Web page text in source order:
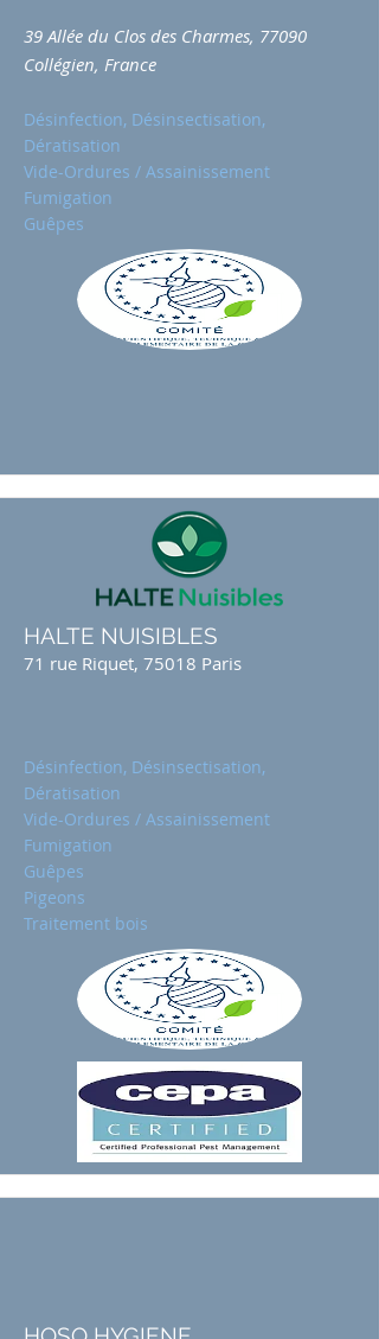
39 Allée du Clos des Charmes, 77090
Collégien, France
Désinfection, Désinsectisation,
Dératisation
Vide-Ordures / Assainissement
Fumigation
Guêpes
HALTE NUISIBLES
71 rue Riquet, 75018 Paris
Désinfection, Désinsectisation,
Dératisation
Vide-Ordures / Assainissement
Fumigation
Guêpes
Pigeons
Traitement bois